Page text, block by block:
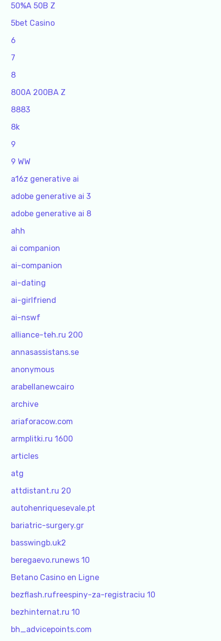
50%A 50B Z
5bet Casino
6
7
8
800A 200BA Z
8883
8k
9
9 WW
a16z generative ai
adobe generative ai 3
adobe generative ai 8
ahh
ai companion
ai-companion
ai-dating
ai-girlfriend
ai-nswf
alliance-teh.ru 200
annasassistans.se
anonymous
arabellanewcairo
archive
ariaforacow.com
armplitki.ru 1600
articles
atg
attdistant.ru 20
autohenriquesevale.pt
bariatric-surgery.gr
basswingb.uk2
beregaevo.runews 10
Betano Casino en Ligne
bezflash.rufreespiny-za-registraciu 10
bezhinternat.ru 10
bh_advicepoints.com